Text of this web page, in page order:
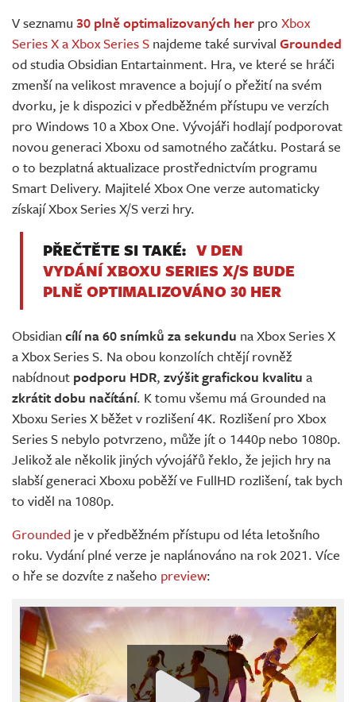
Živě
V seznamu 30 plně optimalizovaných her pro Xbox
Series X a Xbox Series S najdeme také survival Grounded
od studia Obsidian Entartainment. Hra, ve které se hráči
zmenší na velikost mravence a bojují o přežití na svém
dvorku, je k dispozici v předběžném přístupu ve verzích
pro Windows 10 a Xbox One. Vývojáři hodlají podporovat
novou generaci Xboxu od samotného začátku. Postará se
o to bezplatná aktualizace prostřednictvím programu
Smart Delivery. Majitelé Xbox One verze automaticky
získají Xbox Series X/S verzi hry.
PŘEČTĚTE SI TAKÉ: V DEN
VYDÁNÍ XBOXU SERIES X/S BUDE
PLNĚ OPTIMALIZOVÁNO 30 HER
Obsidian cílí na 60 snímků za sekundu na Xbox Series X
a Xbox Series S. Na obou konzolích chtějí rovněž
nabídnout podporu HDR, zvýšit grafickou kvalitu a
zkrátit dobu načítání. K tomu všemu má Grounded na
Xboxu Series X běžet v rozlišení 4K. Rozlišení pro Xbox
Series S nebylo potvrzeno, může jít o 1440p nebo 1080p.
Jelikož ale několik jiných vývojářů řeklo, že jejich hry na
slabší generaci Xboxu poběží ve FullHD rozlišení, tak bych
to viděl na 1080p.
Grounded je v předběžném přístupu od léta letošního
roku. Vydání plné verze je naplánováno na rok 2021. Více
o hře se dozvíte z našeho preview: